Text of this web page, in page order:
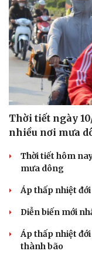
Thời tiết ngày
nhiều nơi mưa
Thời tiết hôm
mưa dông
Áp thấp nhiệt
Diễn biến mới
Áp thấp nhiệt
thành bão